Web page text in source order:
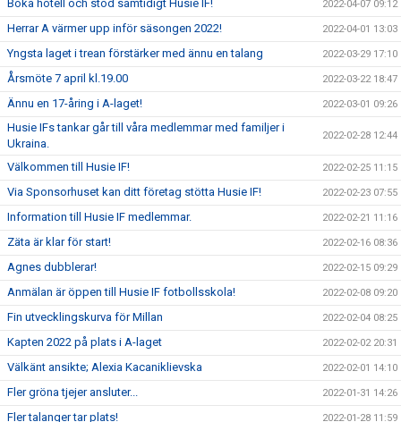
Boka hotell och stöd samtidigt Husie IF! 2022-04-07 09:12
Herrar A värmer upp inför säsongen 2022! 2022-04-01 13:03
Yngsta laget i trean förstärker med ännu en talang 2022-03-29 17:10
Årsmöte 7 april kl.19.00 2022-03-22 18:47
Ännu en 17-åring i A-laget! 2022-03-01 09:26
Husie IFs tankar går till våra medlemmar med familjer i
Ukraina.
2022-02-28 12:44
Välkommen till Husie IF! 2022-02-25 11:15
Via Sponsorhuset kan ditt företag stötta Husie IF! 2022-02-23 07:55
Information till Husie IF medlemmar. 2022-02-21 11:16
Zäta är klar för start! 2022-02-16 08:36
Agnes dubblerar! 2022-02-15 09:29
Anmälan är öppen till Husie IF fotbollsskola! 2022-02-08 09:20
Fin utvecklingskurva för Millan 2022-02-04 08:25
Kapten 2022 på plats i A-laget 2022-02-02 20:31
Välkänt ansikte; Alexia Kacaniklievska 2022-02-01 14:10
Fler gröna tjejer ansluter... 2022-01-31 14:26
Fler talanger tar plats! 2022-01-28 11:59